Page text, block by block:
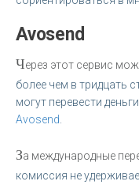
Avosend
Через этот сервис
более чем в тридцать
могут перевести
Avosend
За международные
комиссия не